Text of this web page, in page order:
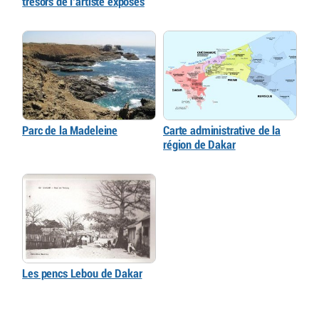
Parc de la Madeleine
Carte administrative de la
région de Dakar
Les pencs Lebou de Dakar